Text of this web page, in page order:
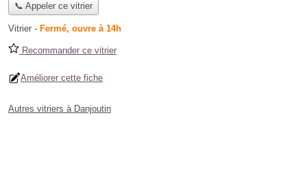
📞 Appeler ce vitrier
Vitrier - Fermé, ouvre à 14h
Recommander ce vitrier
Améliorer cette fiche
Autres vitriers à Danjoutin